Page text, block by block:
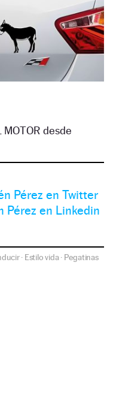
desde
Pérez en Twitter
Pérez en Linkedin
· Estilo vida· Pegatinas